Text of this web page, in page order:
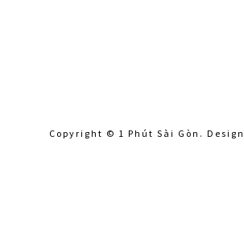
Copyright © 1 Phút Sài Gòn.